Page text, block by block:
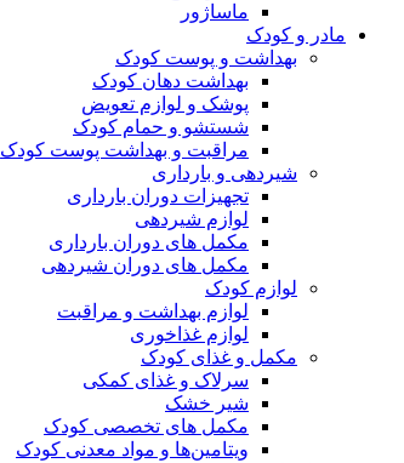
ماساژور
مادر و کودک
بهداشت و پوست کودک
بهداشت دهان کودک
پوشک و لوازم تعویض
شستشو و حمام کودک
مراقبت و بهداشت پوست کودک
شیردهی و بارداری
تجهیزات دوران بارداری
لوازم شیردهی
مکمل های دوران بارداری
مکمل های دوران شیردهی
لوازم کودک
لوازم بهداشت و مراقبت
لوازم غذاخوری
مکمل و غذای کودک
سرلاک و غذای کمکی
شیر خشک
مکمل های تخصصی کودک
ویتامین‌ها و مواد معدنی کودک